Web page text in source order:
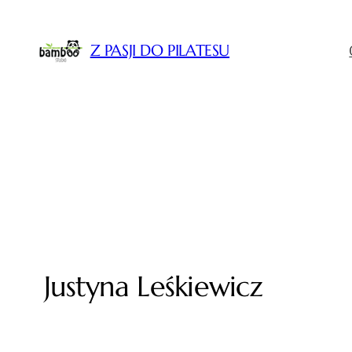
treści
Z PASJI DO PILATESU
Justyna Leśkiewicz